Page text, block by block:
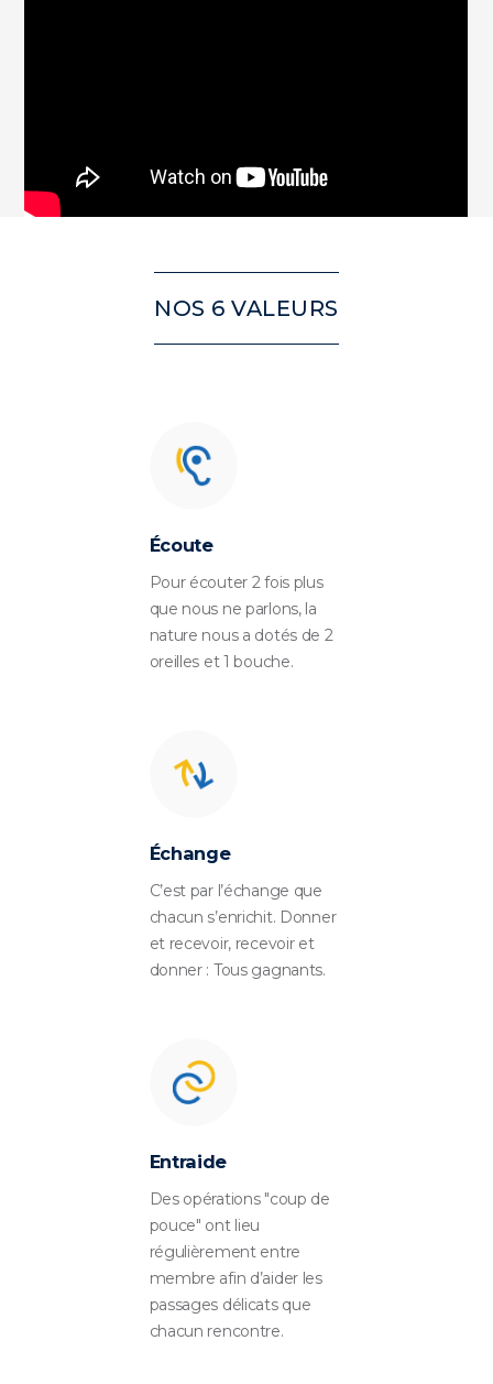
NOS 6 VALEURS
Écoute
Pour écouter 2 fois plus
que nous ne parlons, la
nature nous a dotés de 2
oreilles et 1 bouche.
Échange
C’est par l’échange que
chacun s’enrichit. Donner
et recevoir, recevoir et
donner : Tous gagnants.
Entraide
Des opérations "coup de
pouce" ont lieu
régulièrement entre
membre afin d’aider les
passages délicats que
chacun rencontre.